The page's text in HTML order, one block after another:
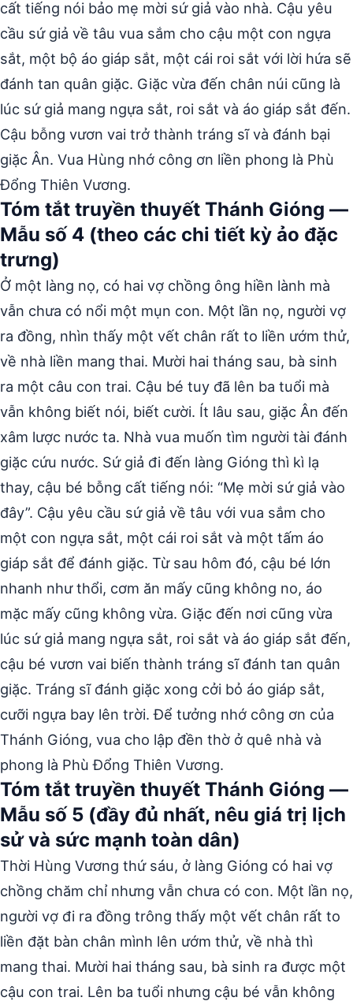
cất tiếng nói bảo mẹ mời sứ giả vào nhà. Cậu yêu
cầu sứ giả về tâu vua sắm cho cậu một con ngựa
sắt, một bộ áo giáp sắt, một cái roi sắt với lời hứa sẽ
đánh tan quân giặc. Giặc vừa đến chân núi cũng là
lúc sứ giả mang ngựa sắt, roi sắt và áo giáp sắt đến.
Cậu bỗng vươn vai trở thành tráng sĩ và đánh bại
giặc Ân. Vua Hùng nhớ công ơn liền phong là Phù
Đổng Thiên Vương.
Tóm tắt truyền thuyết Thánh Gióng —
Mẫu số 4 (theo các chi tiết kỳ ảo đặc
trưng)
Ở một làng nọ, có hai vợ chồng ông hiền lành mà
vẫn chưa có nổi một mụn con. Một lần nọ, người vợ
ra đồng, nhìn thấy một vết chân rất to liền ướm thử,
về nhà liền mang thai. Mười hai tháng sau, bà sinh
ra một câu con trai. Cậu bé tuy đã lên ba tuổi mà
vẫn không biết nói, biết cười. Ít lâu sau, giặc Ân đến
xâm lược nước ta. Nhà vua muốn tìm người tài đánh
giặc cứu nước. Sứ giả đi đến làng Gióng thì kì lạ
thay, cậu bé bỗng cất tiếng nói: “Mẹ mời sứ giả vào
đây”. Cậu yêu cầu sứ giả về tâu với vua sắm cho
một con ngựa sắt, một cái roi sắt và một tấm áo
giáp sắt để đánh giặc. Từ sau hôm đó, cậu bé lớn
nhanh như thổi, cơm ăn mấy cũng không no, áo
mặc mấy cũng không vừa. Giặc đến nơi cũng vừa
lúc sứ giả mang ngựa sắt, roi sắt và áo giáp sắt đến,
cậu bé vươn vai biến thành tráng sĩ đánh tan quân
giặc. Tráng sĩ đánh giặc xong cởi bỏ áo giáp sắt,
cưỡi ngựa bay lên trời. Để tưởng nhớ công ơn của
Thánh Gióng, vua cho lập đền thờ ở quê nhà và
phong là Phù Đổng Thiên Vương.
Tóm tắt truyền thuyết Thánh Gióng —
Mẫu số 5 (đầy đủ nhất, nêu giá trị lịch
sử và sức mạnh toàn dân)
Thời Hùng Vương thứ sáu, ở làng Gióng có hai vợ
chồng chăm chỉ nhưng vẫn chưa có con. Một lần nọ,
người vợ đi ra đồng trông thấy một vết chân rất to
liền đặt bàn chân mình lên ướm thử, về nhà thì
mang thai. Mười hai tháng sau, bà sinh ra được một
cậu con trai. Lên ba tuổi nhưng cậu bé vẫn không